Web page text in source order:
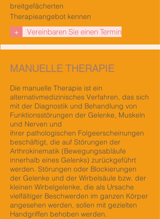
breitgefächerten
Therapieangebot kennen
+ Vereinbaren Sie einen Termin
MANUELLE THERAPIE
Die manuelle Therapie ist ein
alternativmedizinisches Verfahren, das sich
mit der Diagnostik und Behandlung von
Funktionsstörungen der Gelenke, Muskeln
und Nerven und
ihrer pathologischen Folgeerscheinungen
beschäftigt, die auf Störungen der
Arthrokinematik (Bewegungsabläufe
innerhalb eines Gelenks) zurückgeführt
werden. Störungen oder Blockierungen
der Gelenke und der Wirbelsäule bzw. der
kleinen Wirbelgelenke, die als Ursache
vielfältiger Beschwerden im ganzen Körper
angesehen werden, sollen mit gezielten
Handgriffen behoben werden.